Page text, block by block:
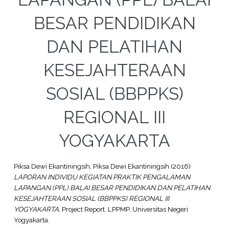
BESAR PENDIDIKAN
DAN PELATIHAN
KESEJAHTERAAN
SOSIAL (BBPPKS)
REGIONAL III
YOGYAKARTA
Piksa Dewi Ekantiningsih, Piksa Dewi Ekantiningsih (2016)
LAPORAN INDIVIDU KEGIATAN PRAKTIK PENGALAMAN
LAPANGAN (PPL) BALAI BESAR PENDIDIKAN DAN PELATIHAN
KESEJAHTERAAN SOSIAL (BBPPKS) REGIONAL III
YOGYAKARTA. Project Report. LPPMP, Universitas Negeri
Yogyakarta.